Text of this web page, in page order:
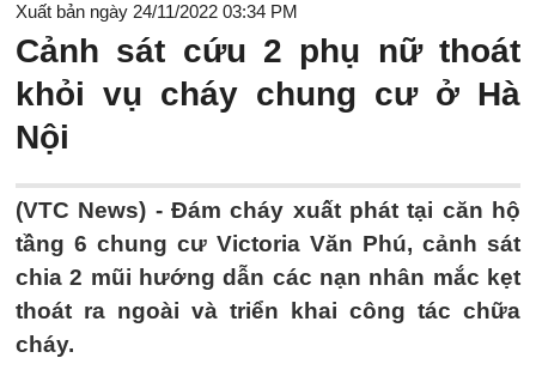
Xuất bản ngày 24/11/2022 03:34 PM
Cảnh sát cứu 2 phụ nữ thoát
khỏi vụ cháy chung cư ở Hà
Nội
(VTC News) - Đám cháy xuất phát tại căn hộ
tầng 6 chung cư Victoria Văn Phú, cảnh sát
chia 2 mũi hướng dẫn các nạn nhân mắc kẹt
thoát ra ngoài và triển khai công tác chữa
cháy.